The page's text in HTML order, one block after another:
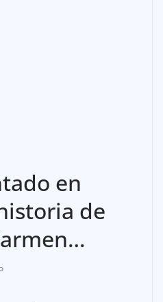
en
de